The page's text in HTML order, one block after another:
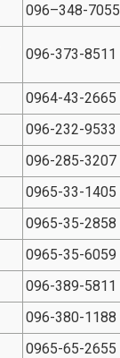
096–348-7055
096-373-8511
0964-43-2665
096-232-9533
096-285-3207
0965-33-1405
0965-35-2858
0965-35-6059
096-389-5811
096-380-1188
0965-65-2655